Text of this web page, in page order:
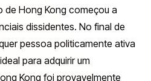
Hong Kong começou a
dissidentes. No final de
pessoa politicamente ativa
para adquirir um
Kong foi provavelmente